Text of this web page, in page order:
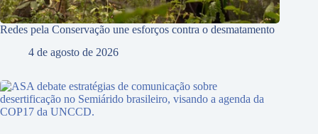
Redes pela Conservação une esforços contra o desmatamento
4 de agosto de 2026